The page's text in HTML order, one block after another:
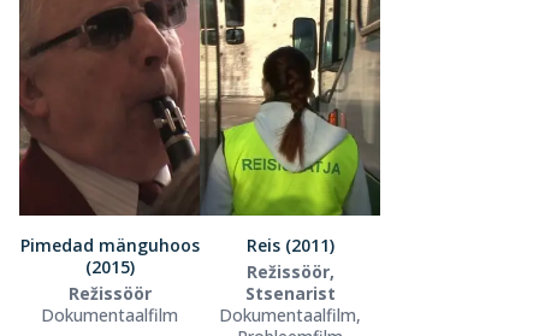
Pimedad mänguhoos
(2015)
Režissöör
Dokumentaalfilm
Reis (2011)
Režissöör,
Stsenarist
Dokumentaalfilm,